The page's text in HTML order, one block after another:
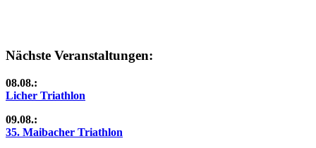
Nächste Veranstaltungen:
08.08.:
Licher Triathlon
09.08.:
35. Maibacher Triathlon